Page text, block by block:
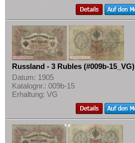
Russland - 3 Rubles (#009b-15_VG)
Datum: 1905
Katalognr.: 009b-15
Erhaltung: VG